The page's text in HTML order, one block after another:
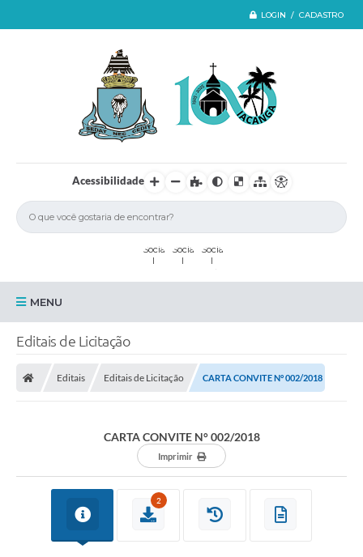
LOGIN / CADASTRO
Acessibilidade
MENU
Iacanga
Diário Oficial
Cartas de Serviços
Transparência
Internet Gratuita
Editais de Licitação
Editais Editais de Licitação CARTA CONVITE N° 002/2018
CARTA CONVITE N° 002/2018
Imprimir
2